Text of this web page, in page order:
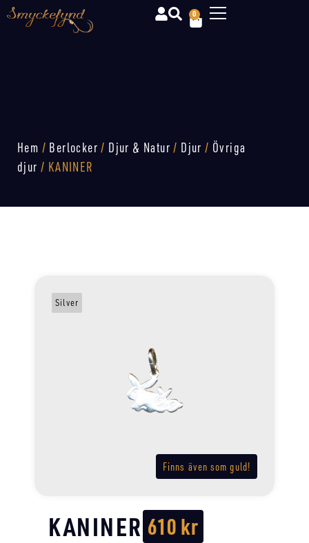
0
Hem / Berlocker / Djur & Natur / Djur / Övriga
djur / KANINER
Finns även som guld!
Silver
KANINER 610kr